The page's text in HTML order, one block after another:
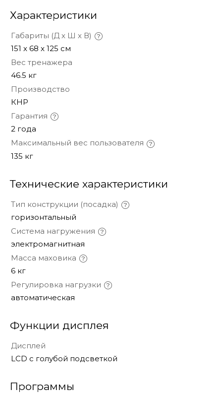
Характеристики
Габариты (Д х Ш х В)
151 x 68 x 125 см
Вес тренажера
46.5 кг
Производство
КНР
Гарантия
2 года
Максимальный вес пользователя
135 кг
Технические характеристики
Тип конструкции (посадка)
горизонтальный
Система нагружения
электромагнитная
Масса маховика
6 кг
Регулировка нагрузки
автоматическая
Функции дисплея
Дисплей
LCD с голубой подсветкой
Программы